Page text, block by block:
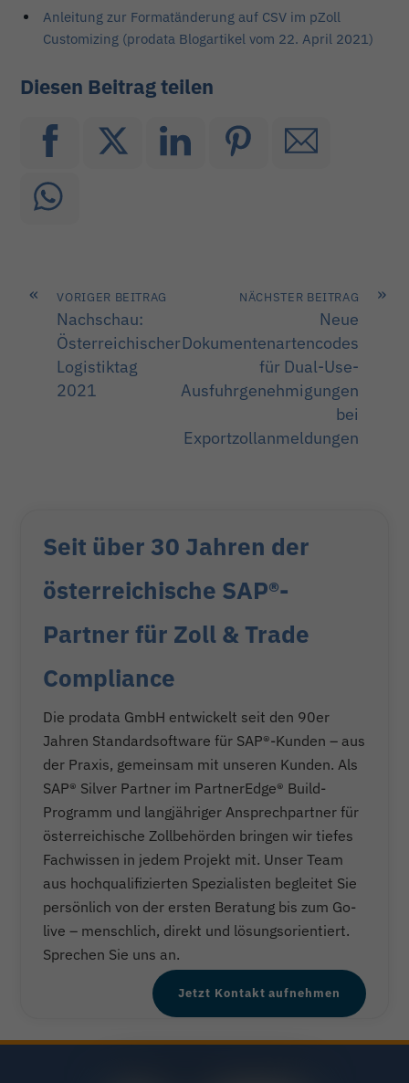
Anleitung zur Formatänderung auf CSV im pZoll
Customizing (prodata Blogartikel vom 22. April 2021)
Diesen Beitrag teilen
« VORIGER BEITRAG
Nachschau:
Österreichischer
Logistiktag
2021
»
NÄCHSTER BEITRAG
Neue
Dokumentenartencodes
für Dual-Use-
Ausfuhrgenehmigungen
bei
Exportzollanmeldungen
Seit über 30 Jahren der
österreichische SAP®-
Partner für Zoll & Trade
Compliance
Die prodata GmbH entwickelt seit den 90er
Jahren Standardsoftware für SAP®-Kunden – aus
der Praxis, gemeinsam mit unseren Kunden. Als
SAP® Silver Partner im PartnerEdge® Build-
Programm und langjähriger Ansprechpartner für
österreichische Zollbehörden bringen wir tiefes
Fachwissen in jedem Projekt mit. Unser Team
aus hochqualifizierten Spezialisten begleitet Sie
persönlich von der ersten Beratung bis zum Go-
live – menschlich, direkt und lösungsorientiert.
Sprechen Sie uns an.
Jetzt Kontakt aufnehmen